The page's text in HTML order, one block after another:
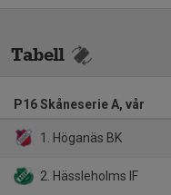
Tabell
P16 Skåneserie A, vår
1. Höganäs BK
2. Hässleholms IF